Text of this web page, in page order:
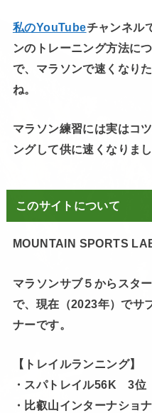
私のYouTubeチャンネル
ンのトレーニング方法に
で、マラソンで速くなり
ね。
マラソン練習には実はコ
ングして供に速くなりま
このサイトについて
MOUNTAIN SPORTS
マラソンサブ５からスタ
で、現在（2023年）でサ
ナーです。
【トレイルランニング】
・スパトレイル56K 3位
・比叡山インターナシ